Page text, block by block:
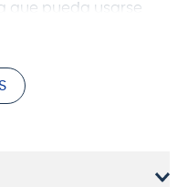
que pueda usarse
niveles altos
elástica